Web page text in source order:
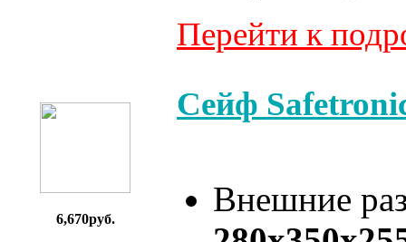
Перейти к
6,670руб.
Сейф
Внешние